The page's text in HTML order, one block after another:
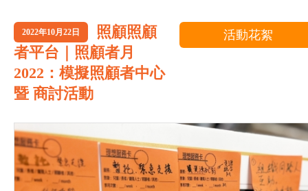
2022年10月22日
照顧照顧
者平台｜照顧者月
2022：模擬照顧者中心
暨 商討活動
活動花絮